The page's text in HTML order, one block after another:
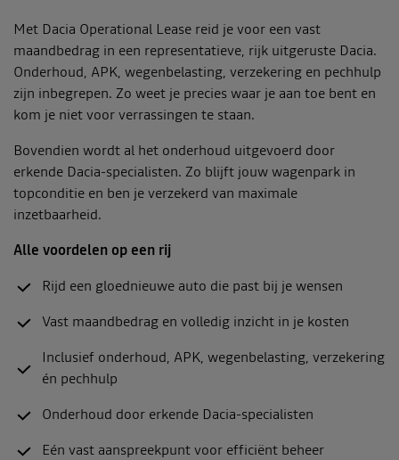
Met Dacia Operational Lease reid je voor een vast
maandbedrag in een representatieve, rijk uitgeruste Dacia.
Onderhoud, APK, wegenbelasting, verzekering en pechhulp
zijn inbegrepen. Zo weet je precies waar je aan toe bent en
kom je niet voor verrassingen te staan.
Bovendien wordt al het onderhoud uitgevoerd door
erkende Dacia-specialisten. Zo blijft jouw wagenpark in
topconditie en ben je verzekerd van maximale
inzetbaarheid.
Alle voordelen op een rij
Rijd een gloednieuwe auto die past bij je wensen
Vast maandbedrag en volledig inzicht in je kosten
Inclusief onderhoud, APK, wegenbelasting, verzekering
én pechhulp
Onderhoud door erkende Dacia-specialisten
Eén vast aanspreekpunt voor efficiënt beheer